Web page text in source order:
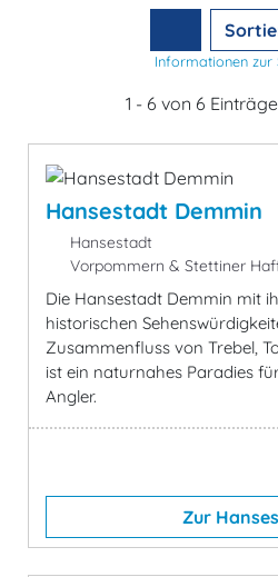
Informationen zur
1 - 6 von 6
Hansestadt Demmin
Hansestadt
Vorpommern & Stettiner
Die Hansestadt Demmin mit
historischen
Zusammenfluss von Trebel,
ist ein naturnahes Paradies
Angler.
Zur